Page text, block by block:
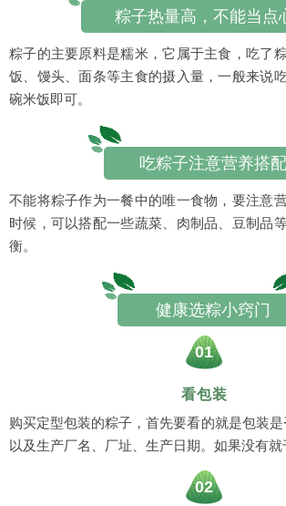
粽子热量高，不能当点
粽子的主要原料是糯米，它属于主食，吃了
饭、馒头、面条等主食的摄入量，一般来说
碗米饭即可。
吃粽子注意营养搭配
不能将粽子作为一餐中的唯一食物，要注意
时候，可以搭配一些蔬菜、肉制品、豆制品
衡。
健康选粽小窍门
01
看包装
购买定型包装的粽子，首先要看的就是包装是
以及生产厂名、厂址、生产日期。如果没有就
02